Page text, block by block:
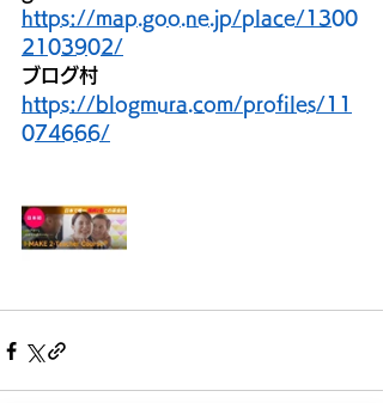
https://map.goo.ne.jp/place/1300
2103902/
ブログ村
https://blogmura.com/profiles/11
074666/